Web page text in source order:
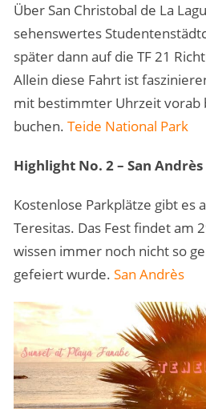
Über San Christobal de La
sehenswertes
später dann auf die TF 21
Allein diese Fahrt ist
mit bestimmter Uhrzeit vorab
buchen. Teide National Park
Highlight No. 2 – San Andrès
Kostenlose Parkplätze gibt es
Teresitas. Das Fest findet am
wissen immer noch nicht so
gefeiert wurde. San Andrès